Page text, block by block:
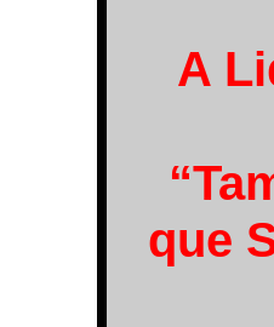
A
que